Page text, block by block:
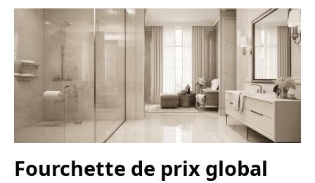
Fourchette de prix global